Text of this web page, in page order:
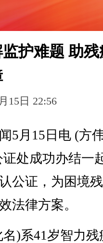
护难题 助
15日 22:56
月15日电 (方
处成功办结一
公证，为困境
法律方案。
)系41岁智力残